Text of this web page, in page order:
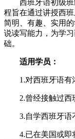
西班牙语初级班
程旨在通过讲授西
简明、有趣、实用
说读写能力，为学
础。
适用学员：
1.对西班牙语有
2.曾经接触过西
3.自学西班牙语
4.已在美国或即